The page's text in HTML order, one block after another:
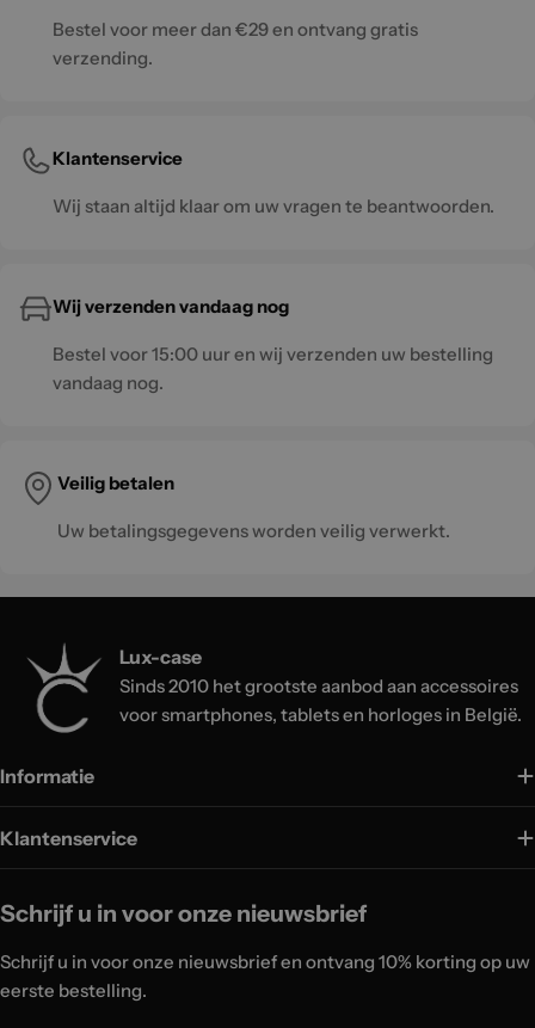
Bestel voor meer dan €29 en ontvang gratis
verzending.
Klantenservice
Wij staan altijd klaar om uw vragen te beantwoorden.
Wij verzenden vandaag nog
Bestel voor 15:00 uur en wij verzenden uw bestelling
vandaag nog.
Veilig betalen
Uw betalingsgegevens worden veilig verwerkt.
Lux-case
Sinds 2010 het grootste aanbod aan accessoires
voor smartphones, tablets en horloges in België.
Informatie
Klantenservice
Schrijf u in voor onze nieuwsbrief
Schrijf u in voor onze nieuwsbrief en ontvang 10% korting op uw
eerste bestelling.